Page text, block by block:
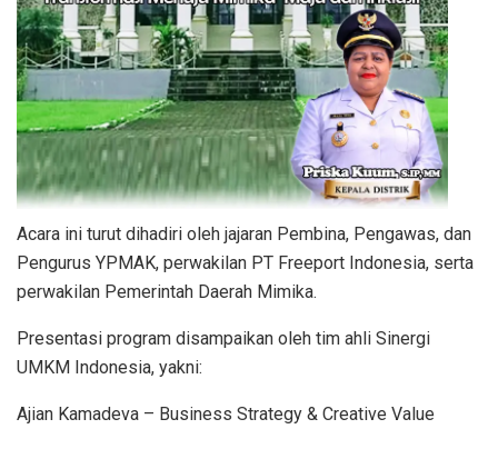
Acara ini turut dihadiri oleh jajaran Pembina, Pengawas, dan
Pengurus YPMAK, perwakilan PT Freeport Indonesia, serta
perwakilan Pemerintah Daerah Mimika.
Presentasi program disampaikan oleh tim ahli Sinergi
UMKM Indonesia, yakni:
Ajian Kamadeva – Business Strategy & Creative Value